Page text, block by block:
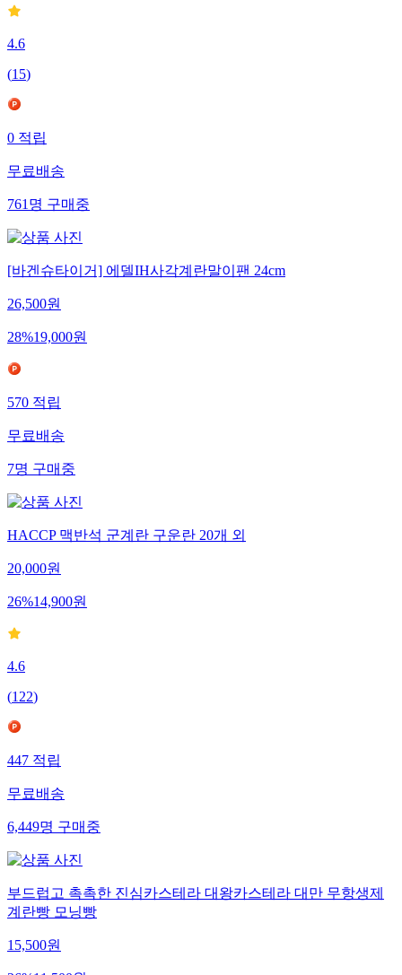
4.6
(15)
0적립
무료배송
761명구매중
[바겐슈타이거] 에델IH사각계란말이팬 24cm
26,500원
28%19,000원
570적립
무료배송
7명구매중
HACCP 맥반석 군계란 구운란 20개 외
20,000원
26%14,900원
4.6
(122)
447적립
무료배송
6,449명구매중
부드럽고 촉촉한 진심카스테라 대왕카스테라 대만 무항생제
계란빵 모닝빵
15,500원